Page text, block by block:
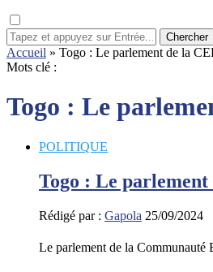
Chercher
Accueil » Togo : Le parlement de la
Mots clé :
Togo : Le
POLITIQUE
Togo : Le parlement
Rédigé par : Gapola 25/09/2024
Le parlement de la